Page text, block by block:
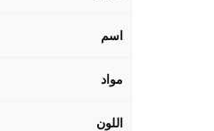
اسم
مواد
اللون